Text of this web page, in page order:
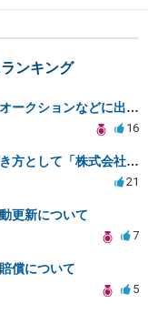
ンキング
ブランド物の靴やバッグを修理してオークションなどに出品したりすることは商標権の侵害にあたりますか？
16
個人webサービスでの利用規約の書き方として「株式会社○○（以下当社）」と違う表現はありますか？
21
更新について
7
償について
5